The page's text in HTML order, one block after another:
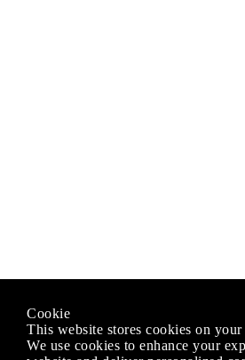
Cookie
This website stores cookies on your
We use cookies to enhance your